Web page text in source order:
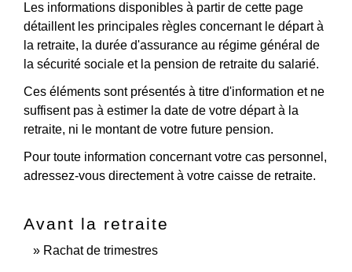
Les informations disponibles à partir de cette page
détaillent les principales règles concernant le départ à
la retraite, la durée d'assurance au régime général de
la sécurité sociale et la pension de retraite du salarié.
Ces éléments sont présentés à titre d'information et ne
suffisent pas à estimer la date de votre départ à la
retraite, ni le montant de votre future pension.
Pour toute information concernant votre cas personnel,
adressez-vous directement à votre caisse de retraite.
Avant la retraite
Rachat de trimestres